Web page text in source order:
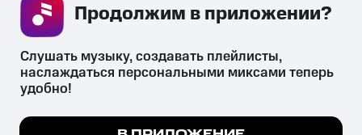
СКАЧАТЬ ПРИЛОЖЕНИЕ
психотропных веществ, их аналогов причиняет вред здоровью,
Мы используем куки, чтобы на сайте все
Слушать музыку, создавать плейлисты,
наслаждаться персональными миксами теперь
удобно!